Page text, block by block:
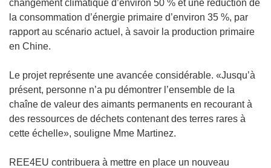
changement climatique d’environ 50 % et une réduction de
la consommation d’énergie primaire d’environ 35 %, par
rapport au scénario actuel, à savoir la production primaire
en Chine.
Le projet représente une avancée considérable. «Jusqu’à
présent, personne n’a pu démontrer l’ensemble de la
chaîne de valeur des aimants permanents en recourant à
des ressources de déchets contenant des terres rares à
cette échelle», souligne Mme Martinez.
REE4EU contribuera à mettre en place un nouveau